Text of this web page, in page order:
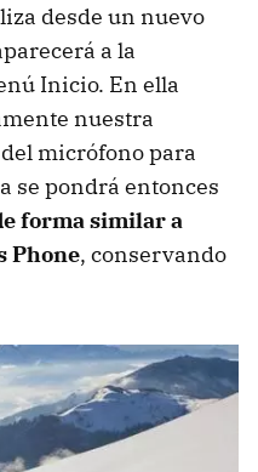
desde un nuevo
a la
Inicio. En ella
nuestra
micrófono para
se pondrá entonces
forma similar a
Phone, conservando